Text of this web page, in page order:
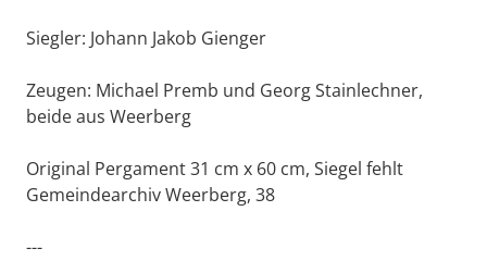
Siegler: Johann Jakob Gienger
Zeugen: Michael Premb und Georg Stainlechner,
beide aus Weerberg
Original Pergament 31 cm x 60 cm, Siegel fehlt
Gemeindearchiv Weerberg, 38
---